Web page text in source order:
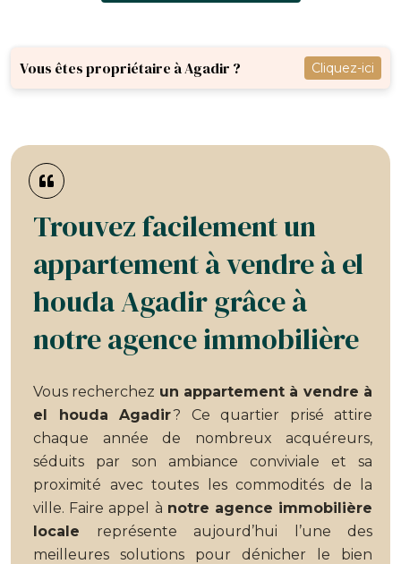
Vous êtes propriétaire à Agadir ? Cliquez-ici
Trouvez facilement un
appartement à vendre à el
houda Agadir grâce à
notre agence immobilière
Vous recherchez un appartement à vendre à
el houda Agadir? Ce quartier prisé attire
chaque année de nombreux acquéreurs,
séduits par son ambiance conviviale et sa
proximité avec toutes les commodités de la
ville. Faire appel à notre agence immobilière
locale représente aujourd’hui l’une des
meilleures solutions pour dénicher le bien